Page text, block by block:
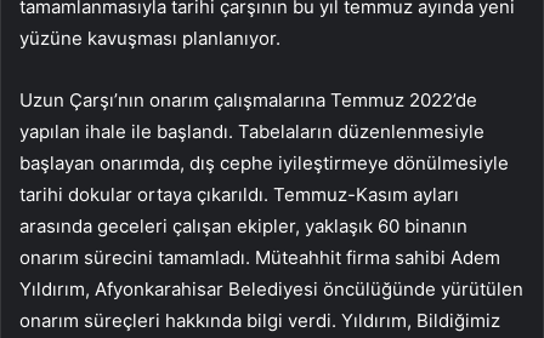
tamamlanmasıyla tarihi çarşının bu yıl temmuz ayında yeni
yüzüne kavuşması planlanıyor.
Uzun Çarşı’nın onarım çalışmalarına Temmuz 2022’de
yapılan ihale ile başlandı. Tabelaların düzenlenmesiyle
başlayan onarımda, dış cephe iyileştirmeye dönülmesiyle
tarihi dokular ortaya çıkarıldı. Temmuz-Kasım ayları
arasında geceleri çalışan ekipler, yaklaşık 60 binanın
onarım sürecini tamamladı. Müteahhit firma sahibi Adem
Yıldırım, Afyonkarahisar Belediyesi öncülüğünde yürütülen
onarım süreçleri hakkında bilgi verdi. Yıldırım, Bildiğimiz